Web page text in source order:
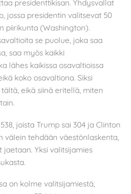
presidenttikisan. Yhdysvallat
jossa presidentin valitsevat 50
piirikunta (Washington).
se puolue, joka saa
saa myös kaikki
lähes kaikissa osavaltioissa
koko osavaltiona. Siksi
tältä, eikä siinä eritellä, miten
joista Trump sai 304 ja Clinton
välein tehdään väestönlaskenta,
Yksi valitsijamies
on kolme valitsijamiestä,